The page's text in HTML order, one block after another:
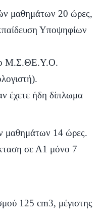
μαθημάτων 20 ώρες,
Υποψηφίων
Μ.Σ.ΘΕ.Υ.Ο.
έχετε ήδη δίπλωμα
μαθημάτων 14 ώρες.
σε Α1 μόνο 7
125 cm3, μέγιστης